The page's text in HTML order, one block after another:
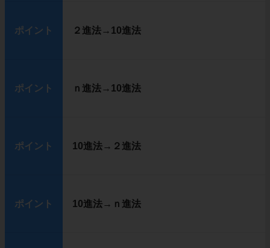
ポイント ２進法→10進法
ポイント ｎ進法→10進法
ポイント 10進法→２進法
ポイント 10進法→ｎ進法